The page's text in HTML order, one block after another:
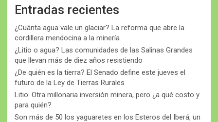
Entradas recientes
¿Cuánta agua vale un glaciar? La reforma que abre la
cordillera mendocina a la minería
¿Litio o agua? Las comunidades de las Salinas Grandes
que llevan más de diez años resistiendo
¿De quién es la tierra? El Senado define este jueves el
futuro de la Ley de Tierras Rurales
Litio: Otra millonaria inversión minera, pero ¿a qué costo y
para quién?
Son más de 50 los yaguaretes en los Esteros del Iberá, un